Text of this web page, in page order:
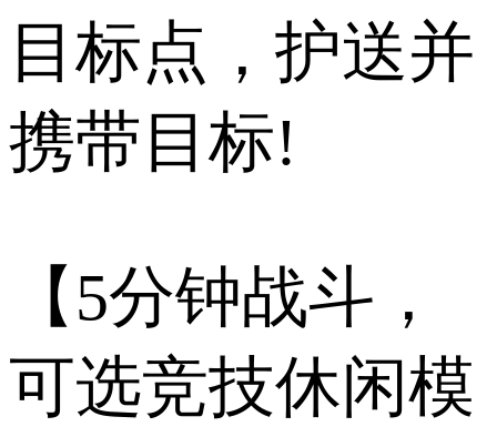
目标点，护送并
携带目标!
【5分钟战斗，
可选竞技休闲模